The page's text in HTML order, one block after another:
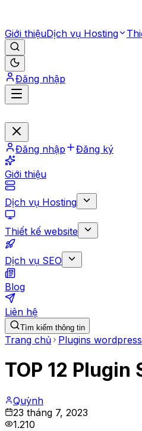
Giới thiệuDịch vụ Hosting
Đăng nhập
Đăng nhập Đăng ký
Giới thiệu
Dịch vụ Hosting
Thiết kế website
Dịch vụ SEO
Blog
Liên hệ
Tìm kiếm thông tin
Trang chủ Plugins wordpress
TOP 12
Quỳnh
23 tháng 7, 2023
1.210